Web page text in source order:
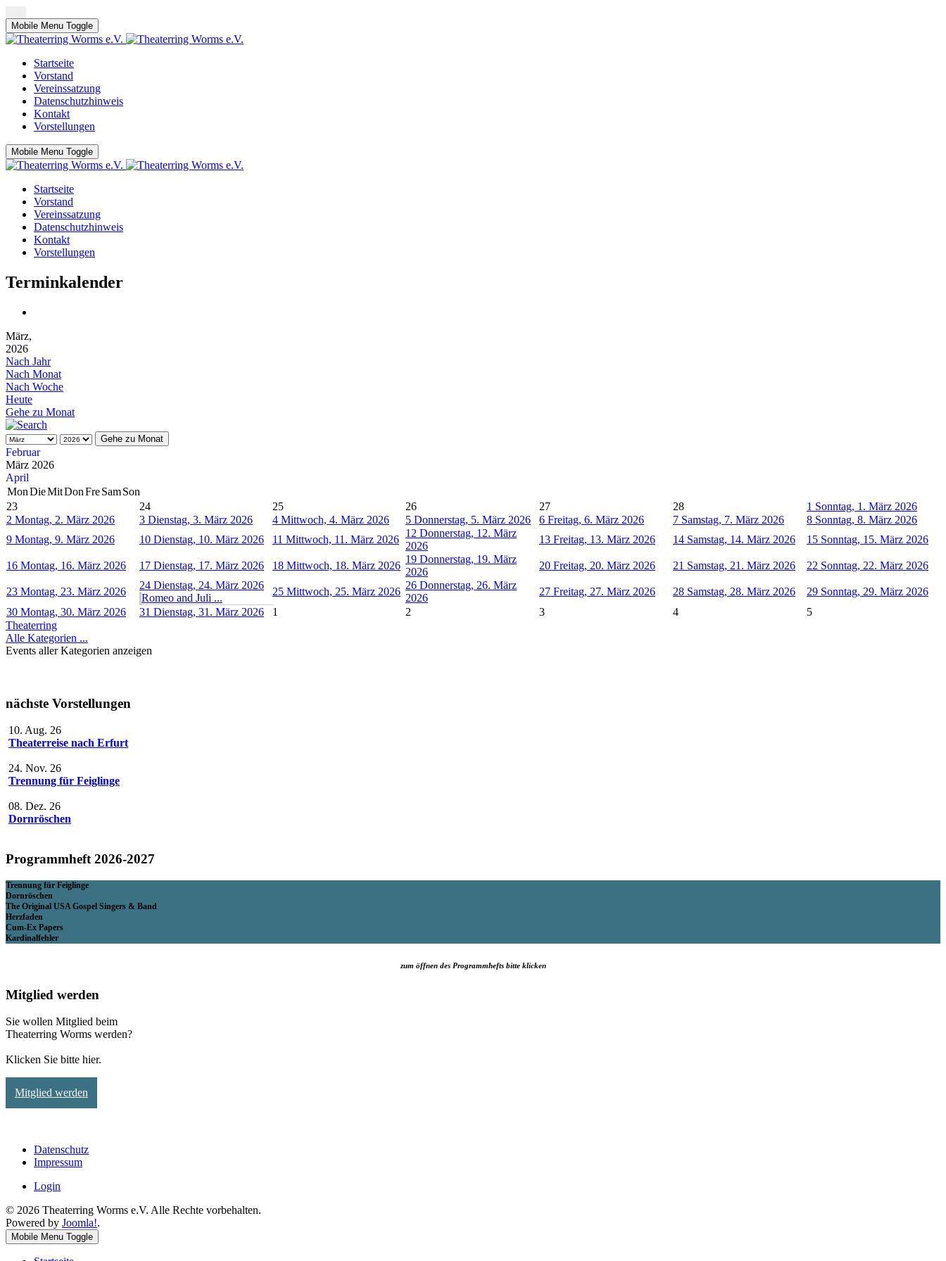
Mobile Menu Toggle
Startseite
Vorstand
Vereinssatzung
Datenschutzhinweis
Kontakt
Vorstellungen
Mobile Menu Toggle
Startseite
Vorstand
Vereinssatzung
Datenschutzhinweis
Kontakt
Vorstellungen
Terminkalender
März,
2026
Nach Jahr
Nach Monat
Nach Woche
Heute
Gehe zu Monat
Gehe zu Monat
Februar
März 2026
April
MonDieMitDonFreSamSon
23
24 25 26 27 28 1 Sonntag, 1. März 2026
2 Montag, 2. März 2026 3 Dienstag, 3. März 2026 4 Mittwoch, 4. März 2026 5 Donnerstag, 5. März 2026 6 Freitag, 6. März 2026 7 Samstag, 7. März 2026 8 Sonntag, 8. März 2026
9 Montag, 9. März 2026 10 Dienstag, 10. März 2026 11 Mittwoch, 11. März 2026
12 Donnerstag, 12. März
2026
13 Freitag, 13. März 2026 14 Samstag, 14. März 2026 15 Sonntag, 15. März 2026
16 Montag, 16. März 2026 17 Dienstag, 17. März 2026 18 Mittwoch, 18. März 2026
19 Donnerstag, 19. März
2026
20 Freitag, 20. März 2026 21 Samstag, 21. März 2026 22 Sonntag, 22. März 2026
23 Montag, 23. März 2026
24 Dienstag, 24. März 2026
Romeo and Juli ...
25 Mittwoch, 25. März 2026
26 Donnerstag, 26. März
2026
27 Freitag, 27. März 2026 28 Samstag, 28. März 2026 29 Sonntag, 29. März 2026
30 Montag, 30. März 2026 31 Dienstag, 31. März 2026 1 2 3 4
5
Theaterring
Alle Kategorien ...
Events aller Kategorien anzeigen
nächste Vorstellungen
10. Aug. 26
Theaterreise nach Erfurt
24. Nov. 26
Trennung für Feiglinge
08. Dez. 26
Dornröschen
Programmheft 2026-2027
Trennung für Feiglinge
Dornröschen
The Original USA Gospel Singers & Band
Herzfaden
Cum-Ex Papers
Kardinalfehler
zum öffnen des Programmhefts bitte klicken
Mitglied werden
Sie wollen Mitglied beim
Theaterring Worms werden?
Klicken Sie bitte hier.
Mitglied werden
Datenschutz
Impressum
Login
© 2026 Theaterring Worms e.V. Alle Rechte vorbehalten.
Powered by Joomla!.
Mobile Menu Toggle